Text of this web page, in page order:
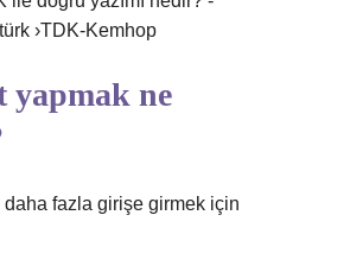
›TDK-Kemhop
yapmak ne
daha fazla girişe girmek için